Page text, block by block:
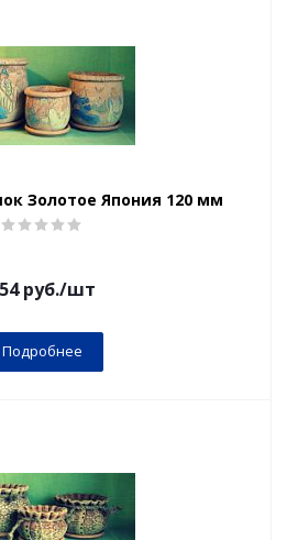
Золотое Япония 120 мм
руб./шт
Подробнее